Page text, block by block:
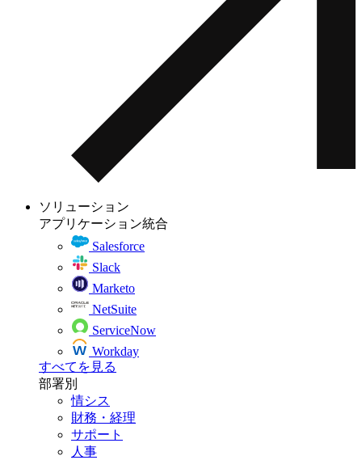
ソリューション
アプリケーション統合
Salesforce
Slack
Marketo
NetSuite
ServiceNow
Workday
すべてを見る
部署別
情シス
財務・経理
サポート
人事